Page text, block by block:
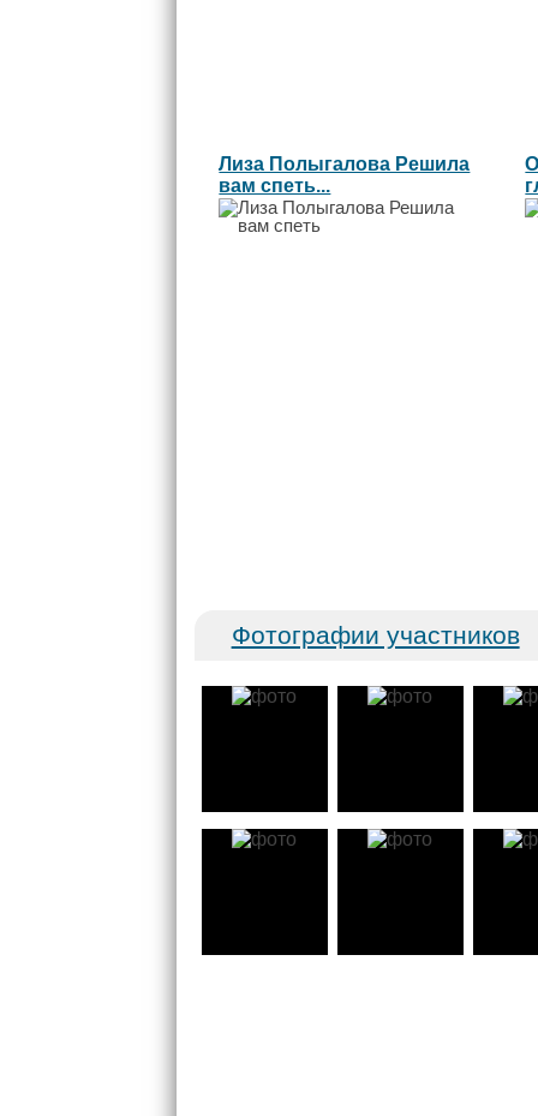
Лиза Полыгалова Решила
вам спеть...
Фотографии участников